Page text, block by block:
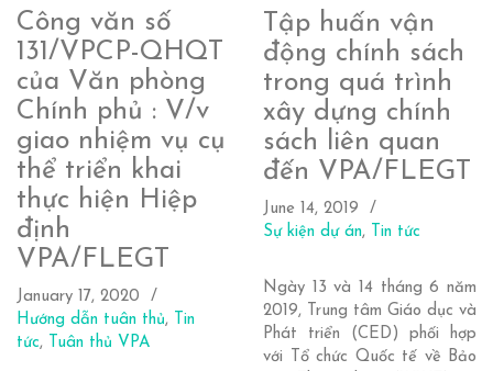
Công văn số
131/VPCP-QHQT
của Văn phòng
Chính phủ : V/v
giao nhiệm vụ cụ
thể triển khai
thực hiện Hiệp
định
VPA/FLEGT
January 17, 2020
Hướng dẫn tuân thủ,
Tin
tức, Tuân thủ VPA
Tập huấn vận
động chính sách
trong quá trình
xây dựng chính
sách liên quan
đến VPA/FLEGT
June 14, 2019
Sự kiện dự án, Tin tức
Ngày 13 và 14 tháng 6 năm
2019, Trung tâm Giáo dục và
Phát triển (CED) phối hợp
với Tổ chức Quốc tế về Bảo